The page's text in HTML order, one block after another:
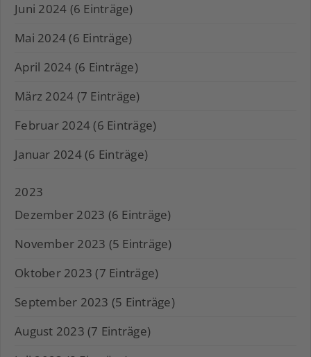
Juni 2024 (6 Einträge)
Mai 2024 (6 Einträge)
April 2024 (6 Einträge)
März 2024 (7 Einträge)
Februar 2024 (6 Einträge)
Januar 2024 (6 Einträge)
2023
Dezember 2023 (6 Einträge)
November 2023 (5 Einträge)
Oktober 2023 (7 Einträge)
September 2023 (5 Einträge)
August 2023 (7 Einträge)